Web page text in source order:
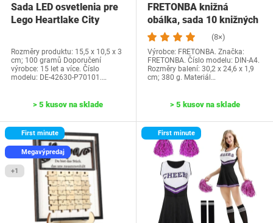
Sada LED osvetlenia pre
Lego Heartlake City
Rozměry produktu: 15,5 x 10,5 x 3
cm; 100 gramů Doporučení
výrobce: 15 let a více. Číslo
modelu: DE-42630-P70101.…
> 5 kusov na sklade
FRETONBA knižná
obálka, sada 10 knižných
dosiek, priehľadné…
(8×)
Výrobce: FRETONBA. Značka:
FRETONBA. Číslo modelu: DIN-A4.
Rozměry balení: 30,2 x 24,6 x 1,9
cm; 380 g. Materiál…
> 5 kusov na sklade
First minute
Megavýpredaj
+1
First minute